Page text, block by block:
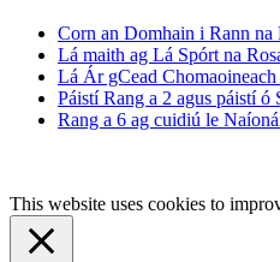
Corn an Domhain i Rann na
Lá maith ag Lá Spórt na
Lá Ár gCead
Páistí Rang a 2 agus páistí
Rang a 6 ag cuidiú le
This website uses cookies to